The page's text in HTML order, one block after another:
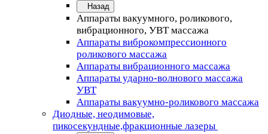
Назад
Аппараты вакуумного, роликового,
вибрационного, УВТ массажа
Аппараты виброкомпрессионного
роликового массажа
Аппараты вибрационного массажа
Аппараты ударно-волнового массажа
УВТ
Аппараты вакуумно-роликового массажа
Диодные, неодимовые,
пикосекундные,фракционные лазеры